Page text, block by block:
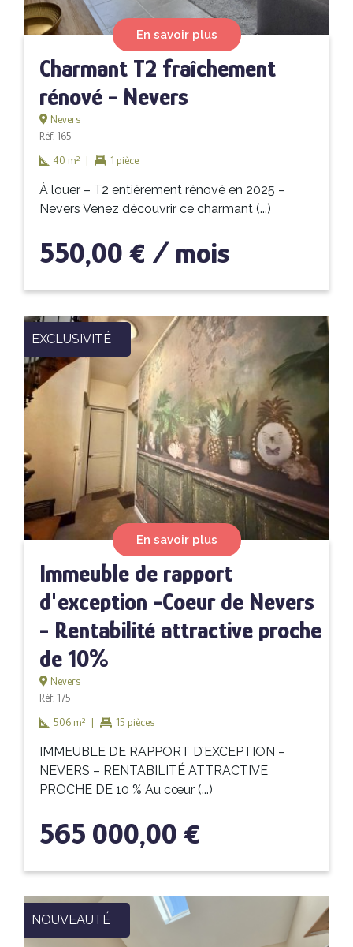
En savoir plus
Charmant T2 fraîchement
rénové - Nevers
Nevers
Réf. 165
40 m² | 1 pièce
À louer – T2 entièrement rénové en 2025 –
Nevers Venez découvrir ce charmant (...)
550,00 € / mois
EXCLUSIVITÉ
En savoir plus
Immeuble de rapport
d'exception -Coeur de Nevers
- Rentabilité attractive proche
de 10%
Nevers
Réf. 175
506 m² | 15 pièces
IMMEUBLE DE RAPPORT D’EXCEPTION –
NEVERS – RENTABILITÉ ATTRACTIVE
PROCHE DE 10 % Au cœur (...)
565 000,00 €
NOUVEAUTÉ